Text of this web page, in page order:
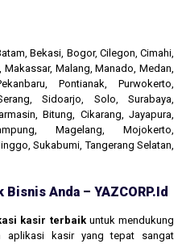
Bekasi, Bogor, Cilegon, Cimahi,
Malang, Manado, Medan,
Pontianak, Purwokerto,
Sidoarjo, Solo, Surabaya,
Bitung, Cikarang, Jayapura,
Magelang, Mojokerto,
Sukabumi, Tangerang Selatan,
Anda – YAZCORP.id
kasir terbaikuntuk mendukung
aplikasi kasir yang tepat sangat